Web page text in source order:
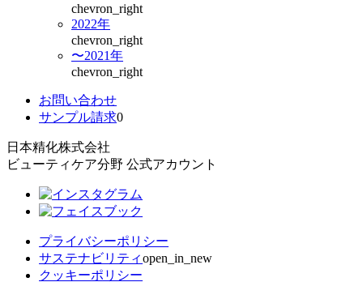
chevron_right
2022年
chevron_right
〜2021年
chevron_right
お問い合わせ
サンプル請求0
日本精化株式会社
ビューティケア分野 公式アカウント
プライバシーポリシー
サステナビリティopen_in_new
クッキーポリシー